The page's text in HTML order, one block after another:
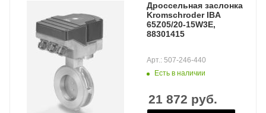
Дроссельная заслонка
Kromschroder IBA
65Z05/20-15W3E,
88301415
Есть в наличии
Арт.: 507-246-440
21 872 руб.